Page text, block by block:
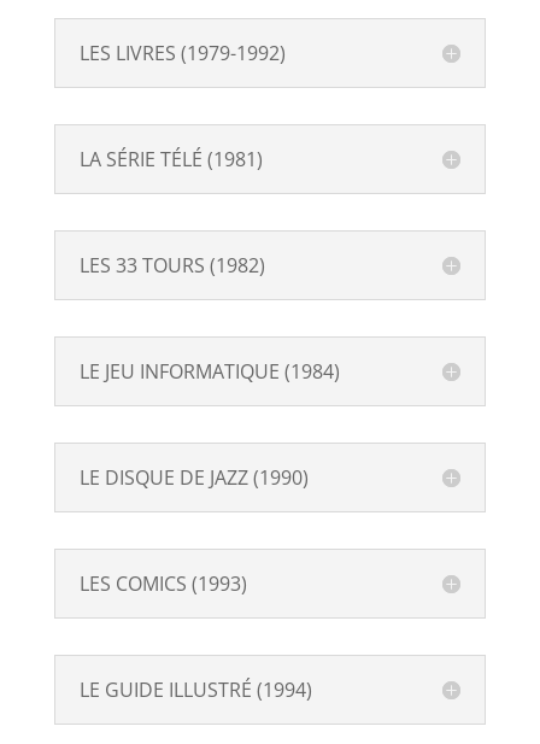
LES LIVRES (1979-1992)
LA SÉRIE TÉLÉ (1981)
LES 33 TOURS (1982)
LE JEU INFORMATIQUE (1984)
LE DISQUE DE JAZZ (1990)
LES COMICS (1993)
LE GUIDE ILLUSTRÉ (1994)